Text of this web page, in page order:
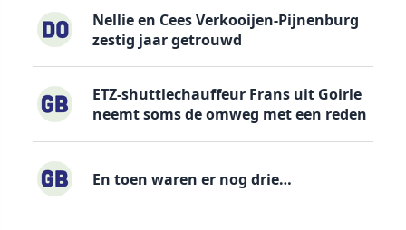
Nellie en Cees Verkooijen-Pijnenburg
zestig jaar getrouwd
ETZ-shuttlechauffeur Frans uit Goirle
neemt soms de omweg met een reden
En toen waren er nog drie…